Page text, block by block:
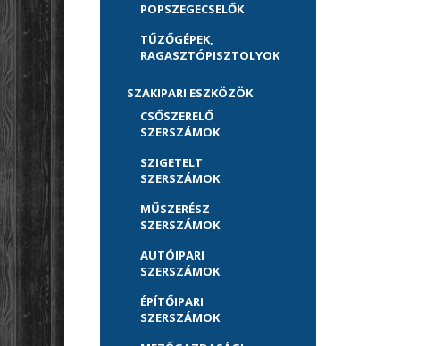
POPSZEGECSELŐK
TŰZŐGÉPEK,
RAGASZTÓPISZTOLYOK
SZAKIPARI ESZKÖZÖK
CSŐSZERELŐ
SZERSZÁMOK
SZIGETELT
SZERSZÁMOK
MŰSZERÉSZ
SZERSZÁMOK
AUTÓIPARI
SZERSZÁMOK
ÉPÍTŐIPARI
SZERSZÁMOK